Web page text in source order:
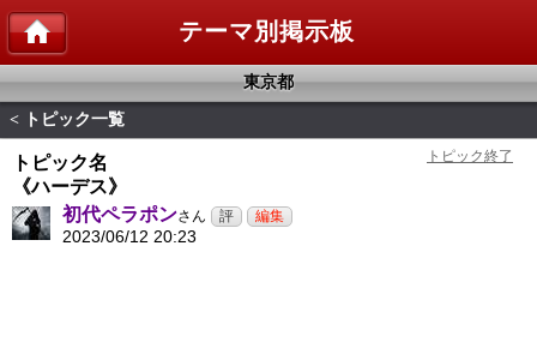
テーマ別掲示板
東京都
< トピック一覧
トピック名
《ハーデス》
初代ペラポンさん
2023/06/12 20:23